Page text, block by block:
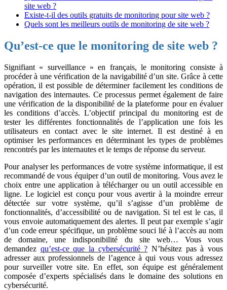
site web ?
Existe-t-il des outils gratuits de monitoring pour site web ?
Quels sont les meilleurs outils de monitoring de site web ?
Qu’est-ce que le monitoring de site web ?
Signifiant « surveillance » en français, le monitoring consiste à
procéder à une vérification de la navigabilité d’un site. Grâce à cette
opération, il est possible de déterminer facilement les conditions de
navigation des internautes. Ce processus permet également de faire
une vérification de la disponibilité de la plateforme pour en évaluer
les conditions d’accès. L’objectif principal du monitoring est de
tester les différentes fonctionnalités de l’application une fois les
utilisateurs en contact avec le site internet. Il est destiné à en
optimiser les performances en déterminant les types de problèmes
rencontrés par les internautes et le temps de réponse du serveur.
Pour analyser les performances de votre système informatique, il est
recommandé de vous équiper d’un outil de monitoring. Vous avez le
choix entre une application à télécharger ou un outil accessible en
ligne. Le logiciel est conçu pour vous avertir à la moindre erreur
détectée sur votre système, qu’il s’agisse d’un problème de
fonctionnalités, d’accessibilité ou de navigation. Si tel est le cas, il
vous envoie automatiquement des alertes. Il peut par exemple s’agir
d’un code erreur spécifique, un problème souci lié à l’accès au nom
de domaine, une indisponibilité du site web… Vous vous
demandez qu’est-ce que la cybersécurité ? N’hésitez pas à vous
adresser aux professionnels de l’agence à qui vous vous adressez
pour surveiller votre site. En effet, son équipe est généralement
composée d’experts spécialisés dans le domaine des solutions en
cybersécurité.